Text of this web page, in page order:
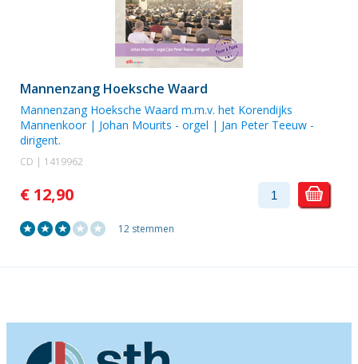
Mannenzang Hoeksche Waard
Mannenzang Hoeksche Waard m.m.v. het Korendijks
Mannenkoor | Johan Mourits - orgel | Jan Peter Teeuw -
dirigent.
CD | 1419962
€ 12,90
12 stemmen